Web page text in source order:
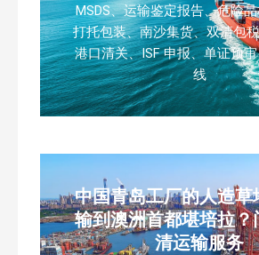
MSDS、运输鉴定报告、危险
打托包装、南沙集货、双清包
港口清关、ISF 申报、单证预
线
中国青岛工厂的人造草
输到澳洲首都堪培拉？
清运输服务